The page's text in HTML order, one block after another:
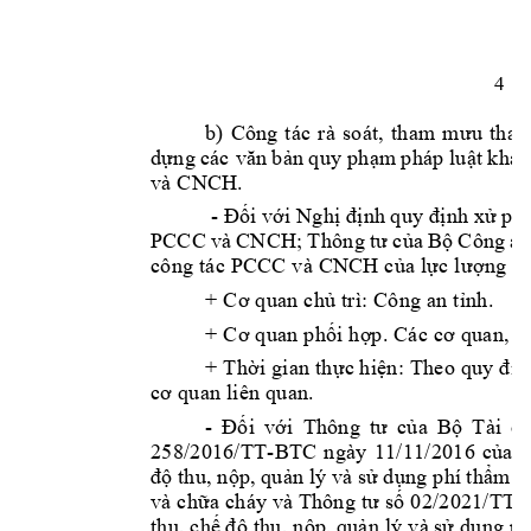
4
b) Công tác rà soát, tham mưu
dựng các văn bản quy phạm pháp luật khác
và CNCH.
- Đối với Nghị định quy định xử ph
PCCC và CNCH; Thông tư của Bộ Công
công tác PCCC và CNCH của lực lượng
+ Cơ quan chủ trì: Công an tỉnh.
+ Cơ quan phối hợp. Các cơ quan,
+ Thời gian thực hiện: Theo quy đị
cơ quan liên quan.
- Đối với Thông tư của Bộ Tài
258/2016/TT-BTC ngày 11/11/2016 của
độ thu, nộp, quản lý và sử dụng phí thẩm
và chữa cháy và Thông tư số 02/2021/TT-
thu, chếđộ thu, nộp, quản lý và sử dụng